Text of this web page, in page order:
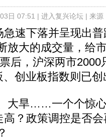
日 07:51 | 进入复兴论坛| 来源
速下落并呈现出普
放大的成交量，给
后，沪深两市2000
创业板指数则已
旱……一个个惊心
？政策调控是否